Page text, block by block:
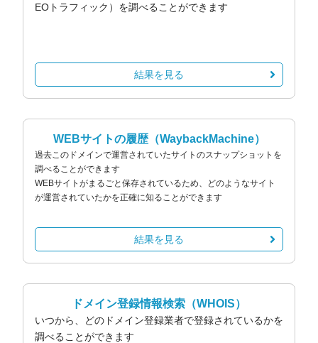
EOトラフィック）を調べることができます
結果を見る
WEBサイトの履歴（WaybackMachine）
過去このドメインで運営されていたサイトのスナップショットを
調べることができます
WEBサイトがまるごと保存されているため、どのようなサイト
が運営されていたかを正確に知ることができます
結果を見る
ドメイン登録情報検索 （WHOIS）
いつから、どのドメイン登録業者で登録されているかを
調べることができます